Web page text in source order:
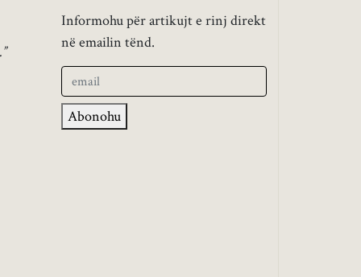
Informohu për artikujt e rinj direkt
në emailin tënd.
Abonohu